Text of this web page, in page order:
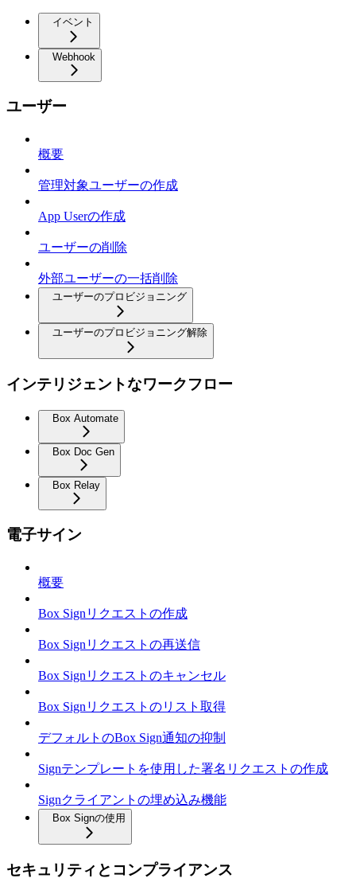
イベント
Webhook
ユーザー
概要
管理対象ユーザーの作成
App Userの作成
ユーザーの削除
外部ユーザーの一括削除
ユーザーのプロビジョニング
ユーザーのプロビジョニング解除
インテリジェントなワークフロー
Box Automate
Box Doc Gen
Box Relay
電子サイン
概要
Box Signリクエストの作成
Box Signリクエストの再送信
Box Signリクエストのキャンセル
Box Signリクエストのリスト取得
デフォルトのBox Sign通知の抑制
Signテンプレートを使用した署名リクエストの作成
Signクライアントの埋め込み機能
Box Signの使用
セキュリティとコンプライアンス